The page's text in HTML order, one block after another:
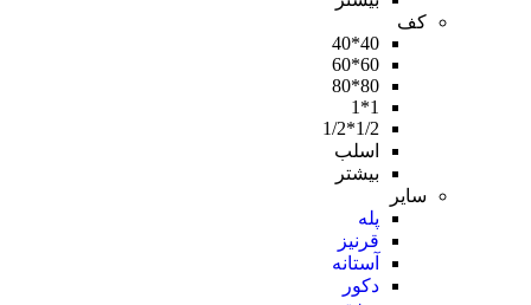
کف
40*40
60*60
80*80
1*1
1/2*1/2
اسلب
بیشتر
سایر
پله
قرنیز
آستانه
دکور